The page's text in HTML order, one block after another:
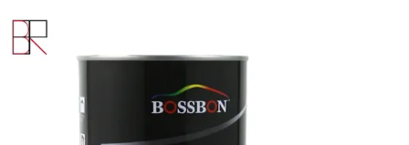
SITE
PRIVACY
POLICY